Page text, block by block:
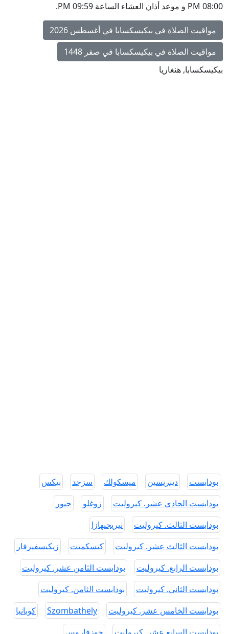
08:00 PM و موعد أذان العشاء الساعة 09:59 PM.
مواقيت الصلاة في بيكيسكسابا في أغسطس 2026
مواقيت الصلاة في بيكيسكسابا في صفر 1448
بيكيسكسابا, هنغاريا
بودابست ديبريسين ميسكولك سزجد
بيكس
بودابست الحادي عشر. كيروليت
زوغلو
جيور
بودابست الثالث. كيروليت
نيريجيهازا
بودابست الثالث عشر. كيروليت
كيسكميت
زيكيسفيرفار
بودابست الرابع. كيروليت
بودابست الثامن عشر. كيروليت
بودابست الثاني. كيروليت
بودابست الثامن. كيروليت
بودابست الخامس عشر. كيروليت
Szombathely
كوبانيا